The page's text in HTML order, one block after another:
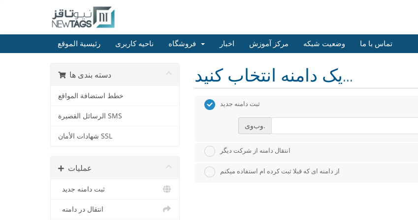
رئيسية الموقع ناحیه کاربری اخبار مرکز آموزش وضعیت شبکه تماس با ما
دسته بندی ها
خطط استضافة المواقع
الرسائل القصيرة SMS
شهادات الأمان SSL
عملیات
ثبت دامنه جدید
انتقال در دامنه
یک دامنه انتخاب کنید...
ثبت دامنه جدید
وب‌وی.
انتقال دامنه از شرکت دیگر
از دامنه ای که قبلا ثبت کرده ام استفاده میکنم